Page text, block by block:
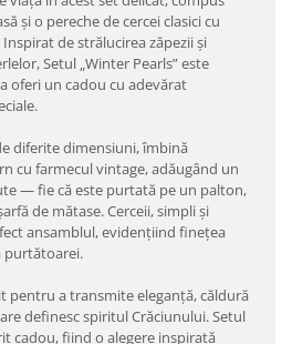
și o pereche de cercei clasici cu
de strălucirea zăpezii și
Setul „Winter Pearls” este
oferi un cadou cu adevărat
diferite dimensiuni, îmbină
cu farmecul vintage, adăugând un
— fie că este purtată pe un palton,
de mătase. Cerceii, simpli și
ansamblul, evidențiind finețea
purtătoarei.
pentru a transmite eleganță, căldură
definesc spiritul Crăciunului. Setul
cadou, fiind o alegere inspirată